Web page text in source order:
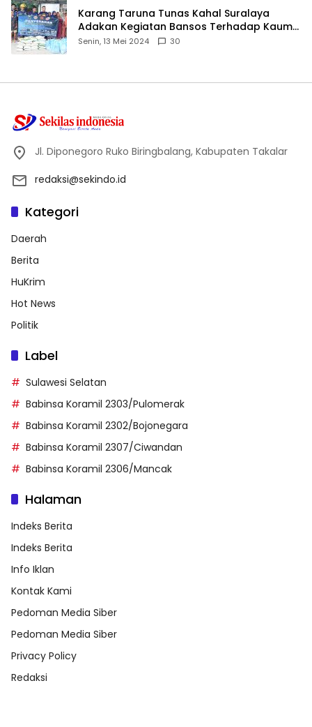
Karang Taruna Tunas Kahal Suralaya
Adakan Kegiatan Bansos Terhadap Kaum
Dhuafa dan Anak Yatim-Piatu
Senin, 13 Mei 2024 30
Jl. Diponegoro Ruko Biringbalang, Kabupaten Takalar
redaksi@sekindo.id
Kategori
Daerah
Berita
HuKrim
Hot News
Politik
Label
Sulawesi Selatan
Babinsa Koramil 2303/Pulomerak
Babinsa Koramil 2302/Bojonegara
Babinsa Koramil 2307/Ciwandan
Babinsa Koramil 2306/Mancak
Halaman
Indeks Berita
Indeks Berita
Info Iklan
Kontak Kami
Pedoman Media Siber
Pedoman Media Siber
Privacy Policy
Redaksi